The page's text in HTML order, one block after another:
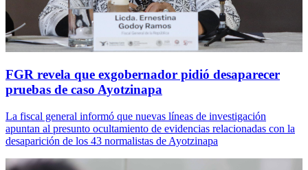
FGR revela que exgobernador pidió desaparecer
pruebas de caso Ayotzinapa
La fiscal general informó que nuevas líneas de investigación
apuntan al presunto ocultamiento de evidencias relacionadas con la
desaparición de los 43 normalistas de Ayotzinapa